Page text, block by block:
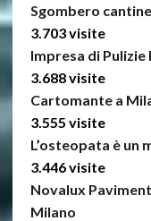
Sgombero
3.703 visite
Impresa di Pulizie
3.688 visite
Cartomante a
3.555 visite
L’osteopata è un
3.446 visite
Novalux
Milano